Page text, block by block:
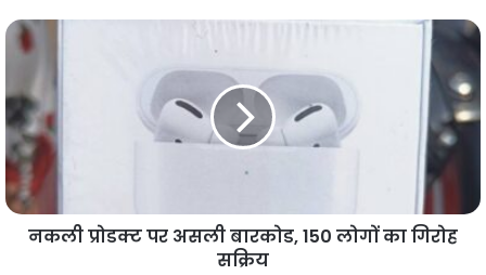
नकली प्रोडक्ट पर असली बारकोड, 150 लोगों का गिरोह
सक्रिय